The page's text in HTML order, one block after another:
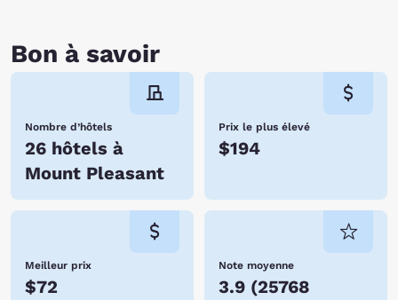
Bon à savoir
Nombre d’hôtels
26 hôtels à
Mount Pleasant
Prix le plus élevé
$194
Meilleur prix
$72
Note moyenne
3.9 (25768